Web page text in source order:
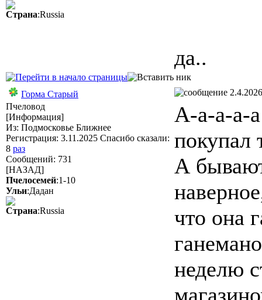
Страна:Russia
да..
Горма Старый
Пчеловод
[Информация]
Из: Подмосковье Ближнее
Регистрация: 3.11.2025 Спасибо сказали:
8 раз
Сообщений: 731
[НАЗАД]
Пчелосемей:1-10
Ульи:Дадан
Страна:Russia
А-а-а-а-
покупал
А
что она
неделю